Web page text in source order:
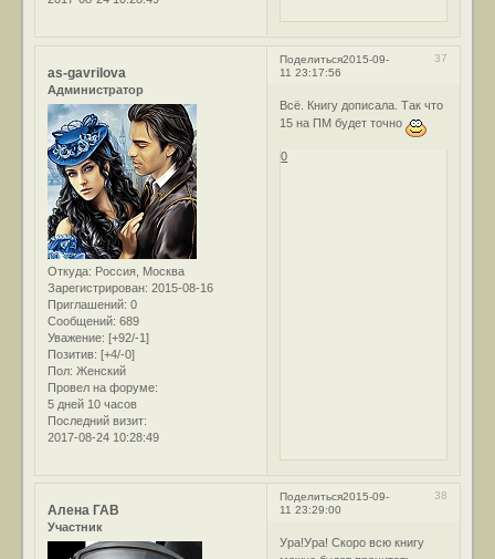
Поделиться 37
2015-09-
11 23:17:56
as-gavrilova
Администратор
Откуда: Россия, Москва
Зарегистрирован: 2015-08-16
Приглашений: 0
Сообщений: 689
Уважение: [+92/-1]
Позитив: [+4/-0]
Пол: Женский
Провел на форуме:
5 дней 10 часов
Последний визит:
2017-08-24 10:28:49
Всё. Книгу дописала. Так что
15 на ПМ будет точно
0
Поделиться 38
2015-09-
11 23:29:00
Алена ГАВ
Участник
Ура!Ура! Скоро всю книгу